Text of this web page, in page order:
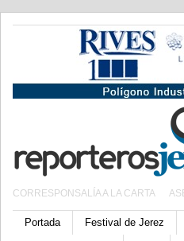
CORRESPONSALÍA A LA CARTA
Portada Festival de Jerez